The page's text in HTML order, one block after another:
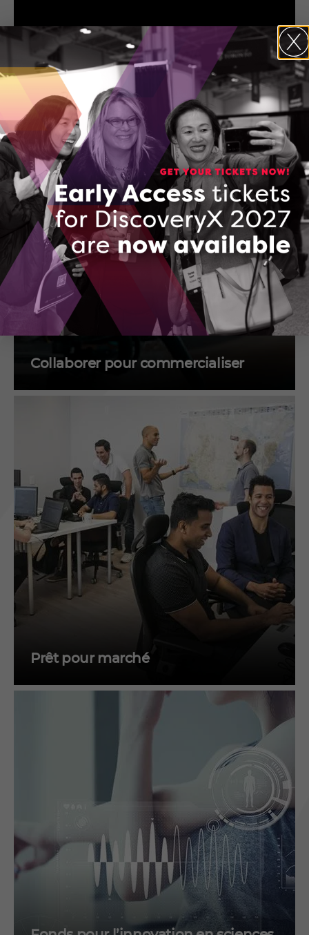
Le Centre de compétences en
numériques (CCN)
Collaborer pour commercialiser
Prêt pour marché